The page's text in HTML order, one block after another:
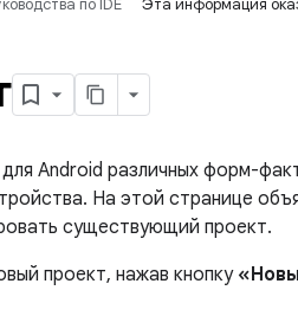
по IDE Эта информация
Android различных форм-
На этой странице
существующий проект.
проект, нажав кнопку